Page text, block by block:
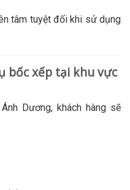
tâm tuyệt đối khi sử dụng
bốc xếp tại khu vực
Dương, khách hàng sẽ